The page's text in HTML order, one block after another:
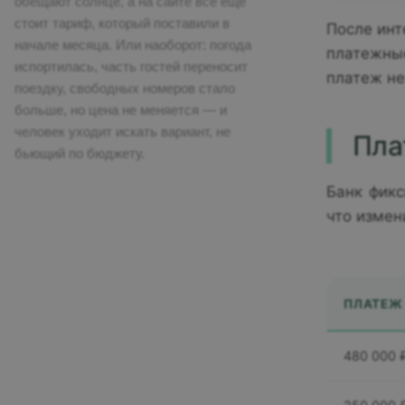
После
платеж
Банк
что
ПЛАТЕЖ
480 000
стоит тариф, который поставили в
начале месяца. Или наоборот: погода
испортилась, часть гостей переносит
поездку, свободных номеров стало
больше, но цена не меняется — и
человек уходит искать вариант, не
бьющий по бюджету.